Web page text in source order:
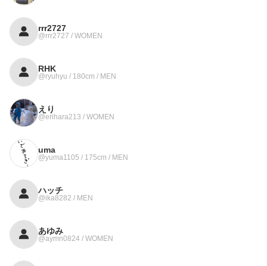
rrr2727
@rrr2727 / WOMEN
RHK
@ryuhyu / 180cm / MEN
えり
@erihara213 / WOMEN
uma
@yuma1105 / 175cm / MEN
ハッチ
@ika8282 / MEN
あゆみ
@aymn0824 / WOMEN